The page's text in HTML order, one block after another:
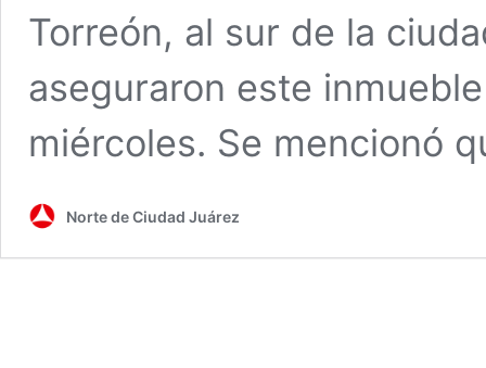
Torreón, al sur de la
aseguraron este
miércoles. Se mencionó
Norte de Ciudad Juárez